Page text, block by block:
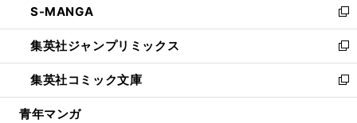
く
で
開
く
ド
ウ
で
開
く
ィ
ン
ド
ウ
で
開
い
ウ
ィ
ン
ド
ウ
S-MANGA
新
し
い
ウ
ィ
ン
集英社ジャンプリミックス
新
し
い
ウ
集英社コミック文庫
新
し
青年マンガ